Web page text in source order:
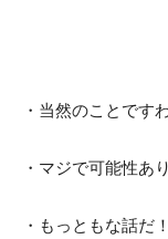
・当然のことです
・マジで可能性あ
・もっともな話だ！